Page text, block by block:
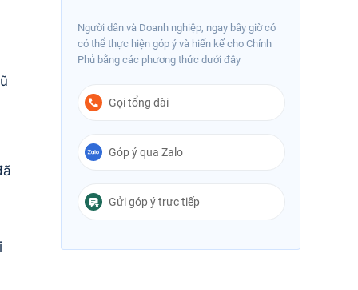
Người dân và Doanh nghiệp, ngay bây giờ có
có thể thực hiện góp ý và hiến kế cho Chính
Phủ bằng các phương thức dưới đây
Gọi tổng đài
Góp ý qua Zalo
Gửi góp ý trực tiếp